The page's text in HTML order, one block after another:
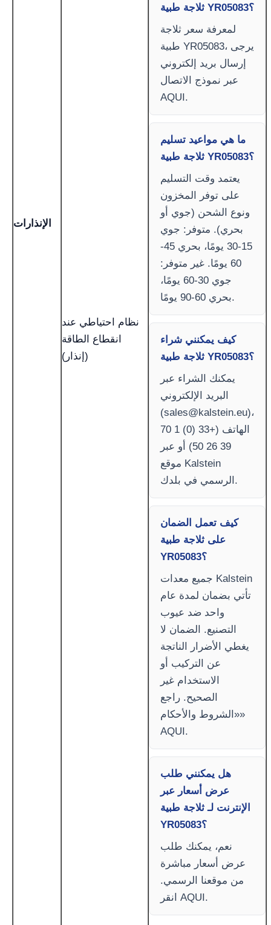
الإنذارات
نظام احتياطي عند
انقطاع الطاقة
(إنذار)
ثلاجة طبية YR05083؟
لمعرفة سعر ثلاجة
طبية YR05083، يرجى
إرسال بريد إلكتروني
عبر نموذج الاتصال
AQUI.
ما هي مواعيد تسليم
ثلاجة طبية YR05083؟
يعتمد وقت التسليم
على توفر المخزون
ونوع الشحن (جوي أو
بحري). متوفر: جوي
15-30 يومًا، بحري 45-
60 يومًا. غير متوفر:
جوي 30-60 يومًا،
بحري 60-90 يومًا.
كيف يمكنني شراء
ثلاجة طبية YR05083؟
يمكنك الشراء عبر
البريد الإلكتروني
(sales@kalstein.eu)،
الهاتف (+33 (0) 1 70
39 26 50) أو عبر
موقع Kalstein
الرسمي في بلدك.
كيف تعمل الضمان
على ثلاجة طبية
YR05083؟
جميع معدات Kalstein
تأتي بضمان لمدة عام
واحد ضد عيوب
التصنيع. الضمان لا
يغطي الأضرار الناتجة
عن التركيب أو
الاستخدام غير
الصحيح. راجع
«الشروط والأحكام»
AQUI.
هل يمكنني طلب
عرض أسعار عبر
الإنترنت لـ ثلاجة طبية
YR05083؟
نعم، يمكنك طلب
عرض أسعار مباشرة
من موقعنا الرسمي.
انقر AQUI.